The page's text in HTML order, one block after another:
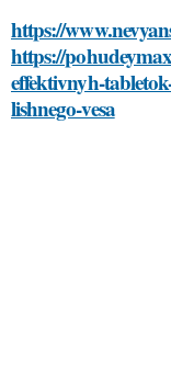
https://
https://
effektivnyh-
lishnego-vesa